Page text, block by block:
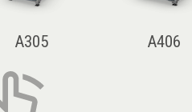
A305 A406